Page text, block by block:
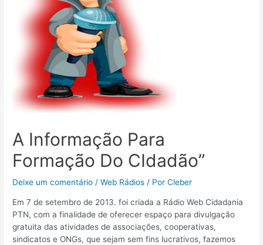
A Informação Para
Formação Do CIdadão”
Deixe um comentário /Web Rádios / PorCleber
Em 7 de setembro de 2013. foi criada a Rádio Web Cidadania
PTN, com a finalidade de oferecer espaço para divulgação
gratuita das atividades de associações, cooperativas,
sindicatos e ONGs, que sejam sem fins lucrativos, fazemos